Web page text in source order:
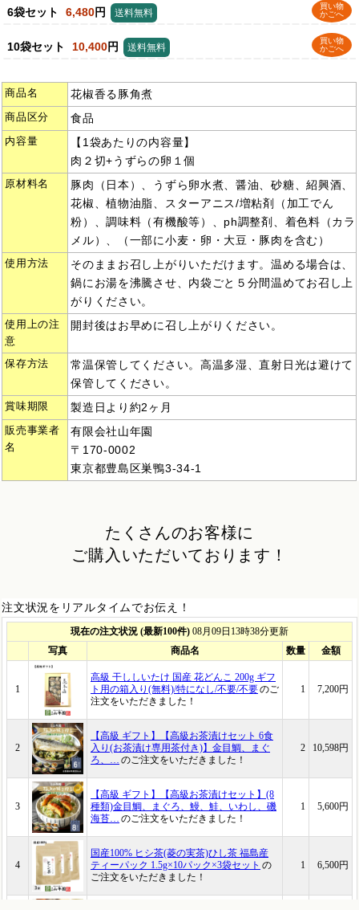
6袋セット 6,480円
買い物
かごへ
送料無料
10袋セット 10,400円
買い物
かごへ
送料無料
商品名 花椒香る豚角煮
商品区分 食品
内容量
【1袋あたりの内容量】
肉２切+うずらの卵１個
原材料名
豚肉（日本）、うずら卵水煮、醤油、砂糖、紹興酒、
花椒、植物油脂、スターアニス/増粘剤（加工でん
粉）、調味料（有機酸等）、ph調整剤、着色料（カラ
メル）、（一部に小麦・卵・大豆・豚肉を含む）
使用方法
そのままお召し上がりいただけます。温める場合は、
鍋にお湯を沸騰させ、内袋ごと５分間温めてお召し上
がりください。
使用上の注
意
開封後はお早めに召し上がりください。
保存方法
常温保管してください。高温多湿、直射日光は避けて
保管してください。
賞味期限 製造日より約2ヶ月
販売事業者
名
有限会社山年園
〒170-0002
東京都豊島区巣鴨3-34-1
たくさんのお客様に
ご購入いただいております！
注文状況をリアルタイムでお伝え！